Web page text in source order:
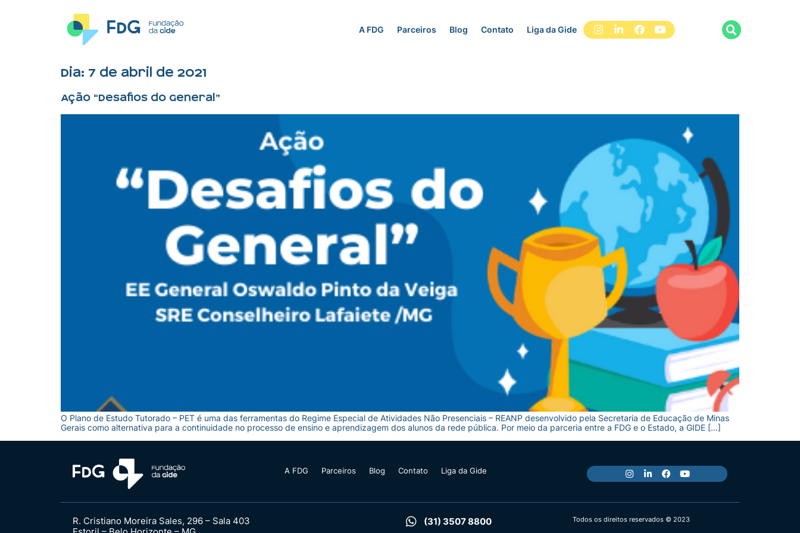
A FDG Parceiros Blog Contato Liga da Gide
Dia: 7 de abril de 2021
Ação “Desafios do General”
O Plano de Estudo Tutorado – PET é uma das ferramentas do Regime Especial de Atividades Não Presenciais – REANP desenvolvido pela Secretaria de Educação de Minas
Gerais como alternativa para a continuidade no processo de ensino e aprendizagem dos alunos da rede pública. Por meio da parceria entre a FDG e o Estado, a GIDE […]
A FDG Parceiros Blog Contato Liga da Gide
R. Cristiano Moreira Sales, 296 – Sala 403
(31) 3507 8800 Todos os direitos reservados © 2023